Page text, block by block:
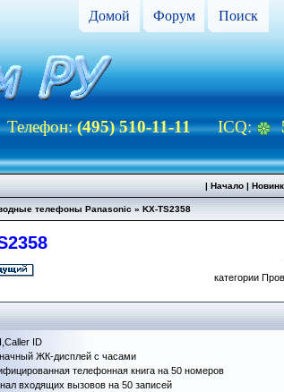
Домой Форум Поиск
Телефон:(495) 510-11-11ICQ:
| Начало|
телефоны Panasonic » KX-TS2358
категории
ID
ЖК-дисплей с часами
телефонная книга на 50 номеров
входящих вызовов на 50 записей